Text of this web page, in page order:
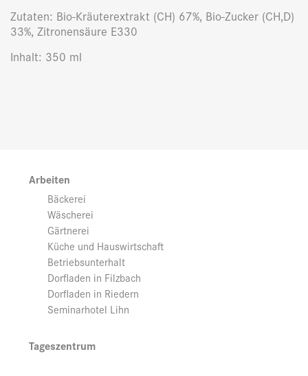
Zutaten: Bio-Kräuterextrakt (CH) 67%, Bio-Zucker (CH,D)
33%, Zitronensäure E330
Inhalt: 350 ml
Arbeiten
Bäckerei
Wäscherei
Gärtnerei
Küche und Hauswirtschaft
Betriebsunterhalt
Dorfladen in Filzbach
Dorfladen in Riedern
Seminarhotel Lihn
Tageszentrum